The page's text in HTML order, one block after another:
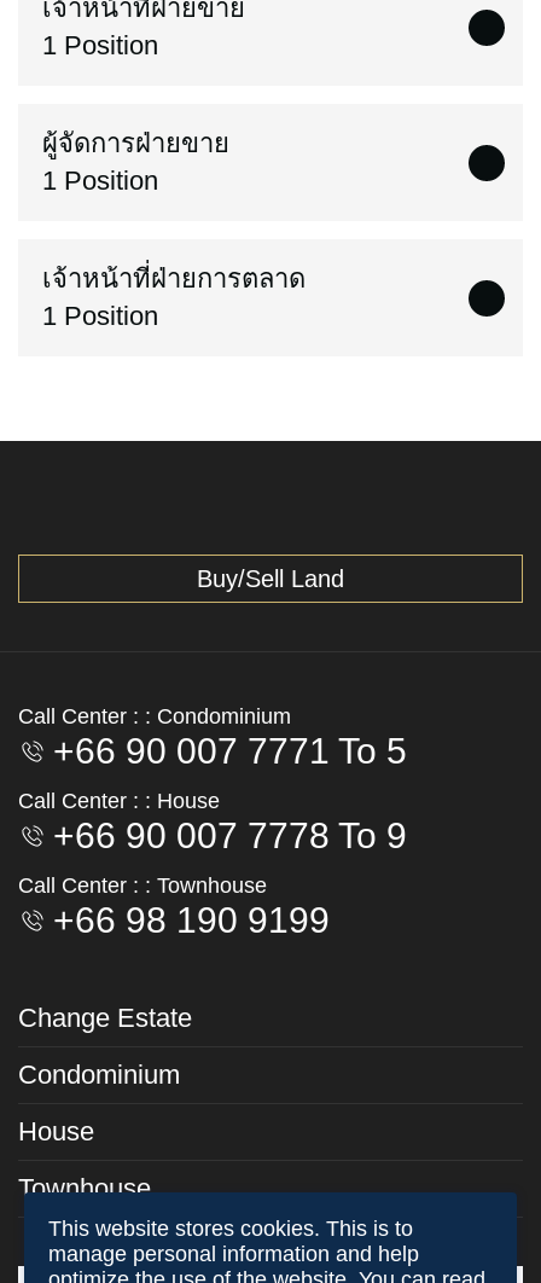
เจ้าหน้าที่ฝ่ายขาย
1 Position
ผู้จัดการฝ่ายขาย
1 Position
เจ้าหน้าที่ฝ่ายการตลาด
1 Position
Buy/Sell Land
Change Estate
Condominium
House
Townhouse
Call Center : : Condominium
+66 90 007 7771 To 5
Call Center : : House
+66 90 007 7778 To 9
Call Center : : Townhouse
+66 98 190 9199
This website stores cookies. This is to
manage personal information and help